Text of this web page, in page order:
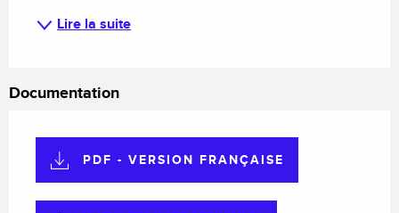
Lire la suite
Documentation
PDF - VERSION FRANÇAISE